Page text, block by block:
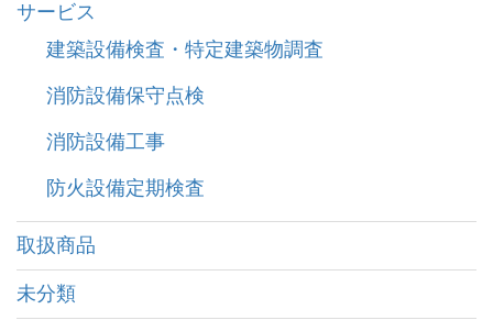
サービス
建築設備検査・特定建築物調査
消防設備保守点検
消防設備工事
防火設備定期検査
取扱商品
未分類